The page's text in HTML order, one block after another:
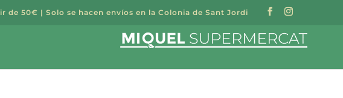
de 50€ | Solo se hacen envíos en la Colonia de Sant Jordi